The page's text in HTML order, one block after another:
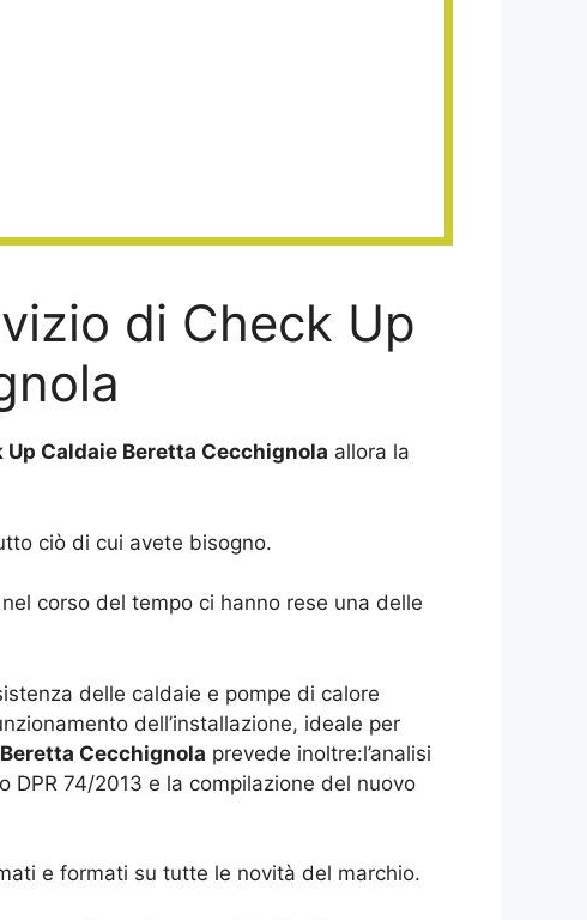
di Check Up
Up Caldaie Beretta Cecchignola allora la
ciò di cui avete bisogno.
corso del tempo ci hanno rese una delle
delle caldaie e pompe di calore
dell’installazione, ideale per
Cecchignola prevede inoltre:l’analisi
74/2013 e la compilazione del nuovo
e formati su tutte le novità del marchio.